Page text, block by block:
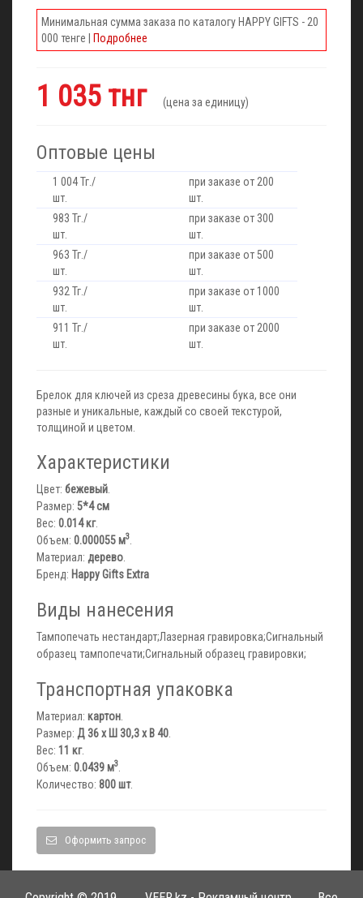
Минимальная сумма заказа по каталогу HAPPY GIFTS - 20
000 тенге |
Подробнее
1 035 тнг (цена за единицу)
Оптовые цены
1 004 Тг./
шт.
при заказе от 200
шт.
983 Тг./
шт.
при заказе от 300
шт.
963 Тг./
шт.
при заказе от 500
шт.
932 Тг./
шт.
при заказе от 1000
шт.
911 Тг./
шт.
при заказе от 2000
шт.
Брелок для ключей из среза древесины бука, все они
разные и уникальные, каждый со своей текстурой,
толщиной и цветом.
Характеристики
Цвет: бежевый
Размер: 5*4 см
Вес: 0.014 кг.
Объем: 0.000055 м3
Материал: дерево
Бренд: Happy Gifts Extra
Виды нанесения
Тампопечать нестандарт;Лазерная гравировка;Сигнальный
образец тампопечати;Сигнальный образец гравировки;
Транспортная упаковка
Материал: картон
Размер: Д 36 x Ш 30,3 x В 40
Вес: 11 кг.
Объем: 0.0439 м3
Количество: 800 шт.
Оформить запрос